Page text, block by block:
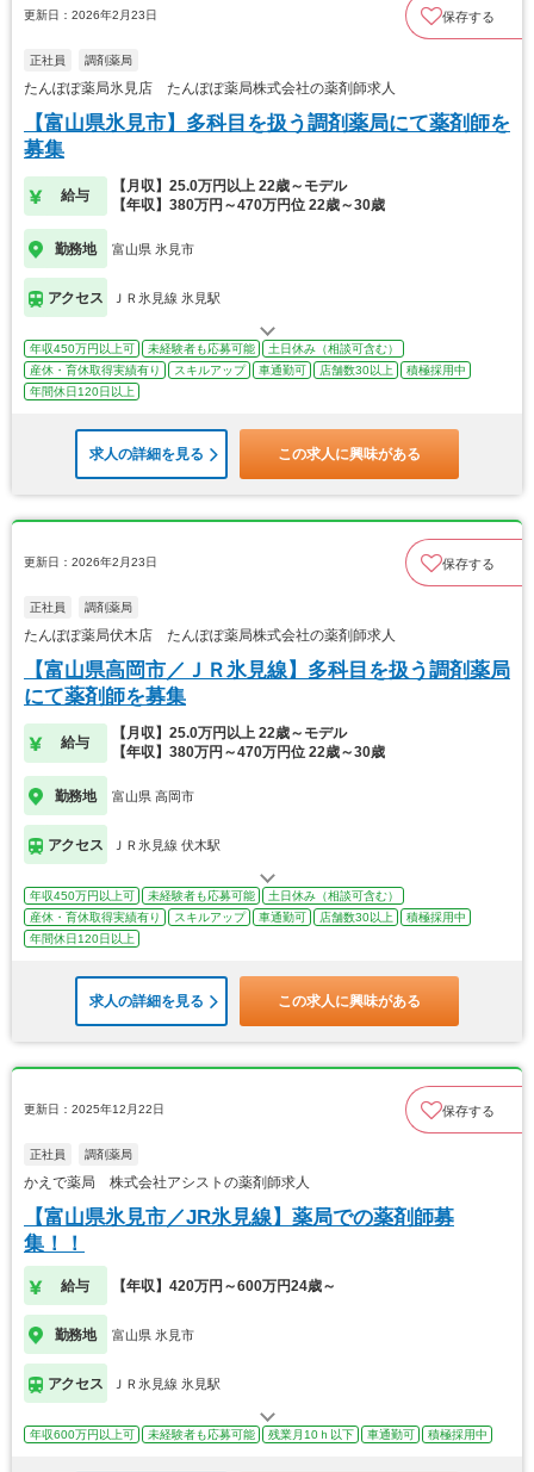
更新日：2026年2月23日 保存する
正社員 調剤薬局
たんぽぽ薬局氷見店 たんぽぽ薬局株式会社の薬剤師求人
【富山県氷見市】多科目を扱う調剤薬局にて薬剤師を
募集
給与
【月収】25.0万円以上 22歳～モデル
【年収】380万円～470万円位 22歳～30歳
勤務地 富山県 氷見市
アクセス ＪＲ氷見線 氷見駅
年収450万円以上可 未経験者も応募可能
土日休み（相談可含む）
産休・育休取得実績有り
スキルアップ 車通勤可 店舗数30以上
積極採用中
年間休日120日以上
求人の詳細を見る この求人に興味がある
更新日：2026年2月23日 保存する
正社員 調剤薬局
たんぽぽ薬局伏木店 たんぽぽ薬局株式会社の薬剤師求人
【富山県高岡市／ＪＲ氷見線】多科目を扱う調剤薬局
にて薬剤師を募集
給与
【月収】25.0万円以上 22歳～モデル
【年収】380万円～470万円位 22歳～30歳
勤務地 富山県 高岡市
アクセス ＪＲ氷見線 伏木駅
年収450万円以上可 未経験者も応募可能
土日休み（相談可含む）
産休・育休取得実績有り
スキルアップ 車通勤可 店舗数30以上
積極採用中
年間休日120日以上
求人の詳細を見る この求人に興味がある
更新日：2025年12月22日 保存する
正社員 調剤薬局
かえで薬局 株式会社アシストの薬剤師求人
【富山県氷見市／JR氷見線】薬局での薬剤師募
集！！
給与 【年収】420万円～600万円24歳～
勤務地 富山県 氷見市
アクセス ＪＲ氷見線 氷見駅
年収600万円以上可 未経験者も応募可能 残業月10ｈ以下 車通勤可 積極採用中